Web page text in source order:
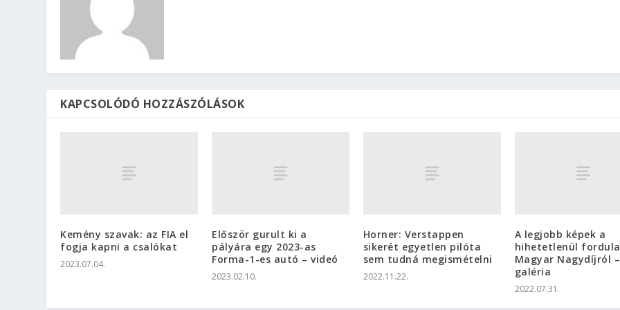
KAPCSOLÓDÓ HOZZÁSZÓLÁSOK
Kemény szavak: az FIA el
fogja kapni a csalókat
2023.07.04.
Először gurult ki a
pályára egy 2023-as
Forma-1-es autó – videó
2023.02.10.
Horner: Verstappen
sikerét egyetlen pilóta
sem tudná megismételni
2022.11.22.
A legjobb képek a
hihetetlenül
Magyar Nagydíjról –
galéria
2022.07.31.